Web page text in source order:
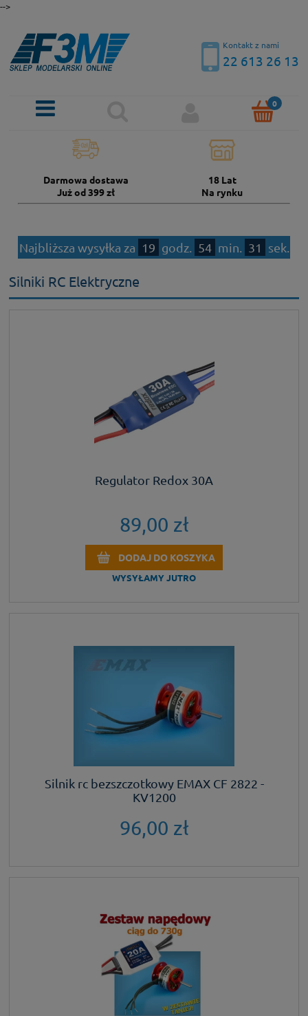
-->
Kontakt z nami
22 613 26 13
Darmowa dostawa
Już od 399 zł
18 Lat
Na rynku
Najbliższa wysyłka za 19 godz. 54 min. 31 sek.
Silniki RC Elektryczne
Regulator Redox 30A
89,00 zł
DODAJ DO KOSZYKA
WYSYŁAMY JUTRO
Silnik rc bezszczotkowy EMAX CF 2822 -
KV1200
96,00 zł